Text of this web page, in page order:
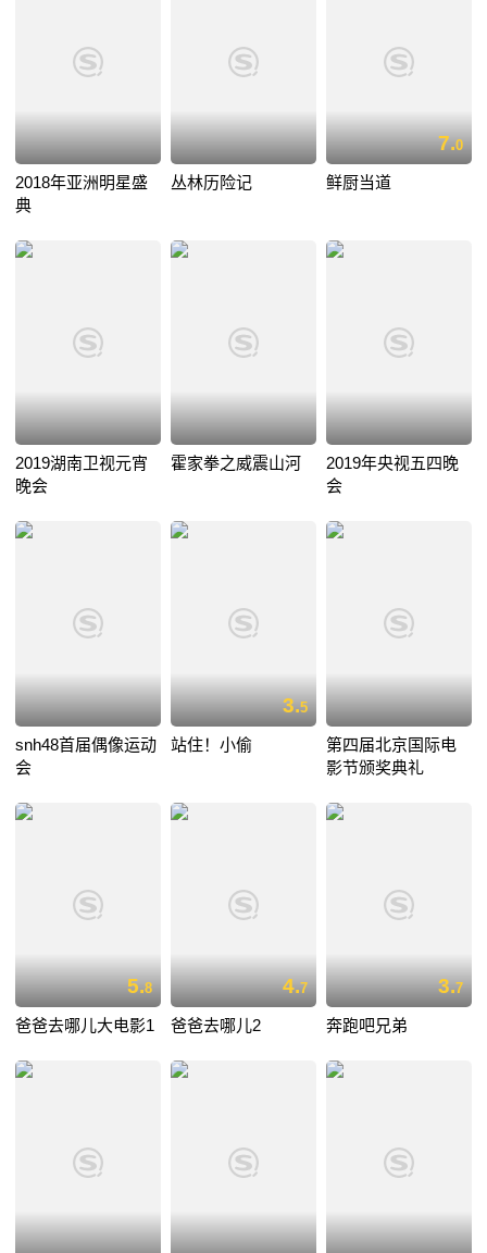
2018年亚洲明星盛
典
丛林历险记
7.0
鲜厨当道
2019湖南卫视元宵
晚会
霍家拳之威震山河
2019年央视五四晚
会
snh48首届偶像运动
会
3.5
站住！小偷
第四届北京国际电
影节颁奖典礼
5.8
爸爸去哪儿大电影1
4.7
爸爸去哪儿2
3.7
奔跑吧兄弟